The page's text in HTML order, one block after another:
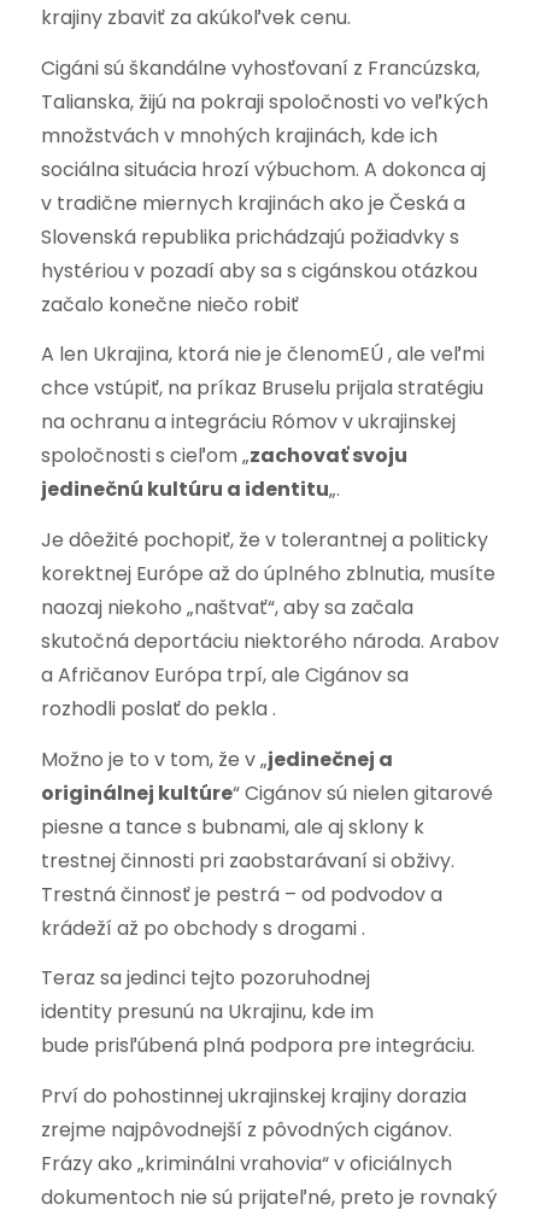
krajiny zbaviť za akúkoľvek cenu.
Cigáni sú škandálne vyhosťovaní z Francúzska,
Talianska, žijú na pokraji spoločnosti vo veľkých
množstvách v mnohých krajinách, kde ich
sociálna situácia hrozí výbuchom. A dokonca aj
v tradične miernych krajinách ako je Česká a
Slovenská republika prichádzajú požiadvky s
hystériou v pozadí aby sa s cigánskou otázkou
začalo konečne niečo robiť
A len Ukrajina, ktorá nie je členomEÚ , ale veľmi
chce vstúpiť, na príkaz Bruselu prijala stratégiu
na ochranu a integráciu Rómov v ukrajinskej
spoločnosti s cieľom „zachovať svoju
jedinečnú kultúru a identitu„.
Je dôežité pochopiť, že v tolerantnej a politicky
korektnej Európe až do úplného zblnutia, musíte
naozaj niekoho „naštvať“, aby sa začala
skutočná deportáciu niektorého národa. Arabov
a Afričanov Európa trpí, ale Cigánov sa
rozhodli poslať do pekla .
Možno je to v tom, že v „jedinečnej a
originálnej kultúre“ Cigánov sú nielen gitarové
piesne a tance s bubnami, ale aj sklony k
trestnej činnosti pri zaobstarávaní si obživy.
Trestná činnosť je pestrá – od podvodov a
krádeží až po obchody s drogami .
Teraz sa jedinci tejto pozoruhodnej
identity presunú na Ukrajinu, kde im
bude prisľúbená plná podpora pre integráciu.
Prví do pohostinnej ukrajinskej krajiny dorazia
zrejme najpôvodnejší z pôvodných cigánov.
Frázy ako „kriminálni vrahovia“ v oficiálnych
dokumentoch nie sú prijateľné, preto je rovnaký